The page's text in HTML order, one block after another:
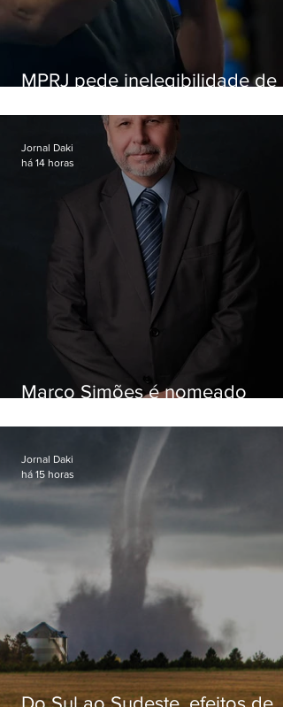
MPRJ pede inelegibilidade de
Marco Simões é nomeado
Jornal Daki
há 14 horas
Jornal Daki
há 15 horas